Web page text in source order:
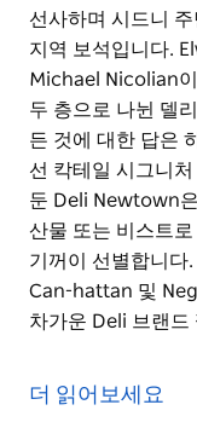
선사하며 시드니
지역 보석입니다.
Michael Nicolian
두 층으로 나뉜 델
든 것에 대한 답은
선 칵테일 시그니
둔 Deli Newtown
산물 또는 비스트
기꺼이 선별합니
Can-hattan 및
차가운 Deli 브랜드
Continental Deli
더 읽어보세요